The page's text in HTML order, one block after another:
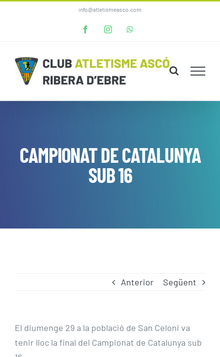
info@atletismeasco.com
FacebookInstagram
CAMPIONAT DE CATALUNYA
SUB 16
Anterior Següent
El diumenge 29 a la població de San Celoni va
tenir lloc la final del Campionat de Catalunya sub